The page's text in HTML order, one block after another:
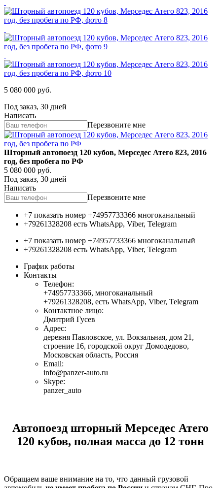
5 080 000 руб.
Под заказ, 30 дней
Написать
Перезвоните мне
Шторный автопоезд 120 кубов, Мерседес Атего 823, 2016
год, без пробега по РФ
5 080 000 руб.
Под заказ, 30 дней
Написать
Перезвоните мне
+7 показать номер +74957733366 многоканальный
+79261328208 есть WhatsApp, Viber, Telegram
+7 показать номер +74957733366 многоканальный
+79261328208 есть WhatsApp, Viber, Telegram
График работы
Контакты
Телефон:
+74957733366, многоканальный
+79261328208, есть WhatsApp, Viber, Telegram
Контактное лицо:
Дмитрий Гусев
Адрес:
деревня Павловское, ул. Вокзальная, дом 21,
строение 16, городской округ Домодедово,
Московская область, Россия
Email:
info@panzer-auto.ru
Skype:
panzer_auto
Автопоезд шторный Мерседес Атего
120 кубов, полная масса до 12 тонн
Обращаем ваше внимание на то, что данный грузовой